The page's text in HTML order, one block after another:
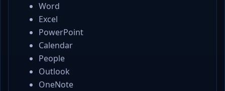
Word
Excel
PowerPoint
Calendar
People
Outlook
OneNote